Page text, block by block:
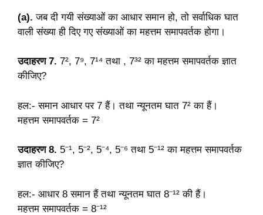
(a).जब दी गयी संख्याओं का आधार समान हो, तो सर्वाधिक घात
वाली संख्या ही दिए गए संख्याओं का महत्तम समापवर्तक होगा।
उदाहरण 7. 7², 7⁹, 7¹⁴ तथा , 7³² का महत्तम समापवर्तक ज्ञात
कीजिए?
हल:- समान आधार पर 7 हैं। तथा न्यूनतम घात 7² का हैं।
महत्तम समापवर्तक = 7²
उदाहरण 8. 5⁻¹, 5⁻², 5⁻⁴, 5⁻⁶ तथा 5⁻¹² का महत्तम समापवर्तक
ज्ञात कीजिए?
हल:- आधार 8 समान हैं तथा न्यूनतम घात 8⁻¹² की हैं।
महत्तम समापवर्तक = 8⁻¹²